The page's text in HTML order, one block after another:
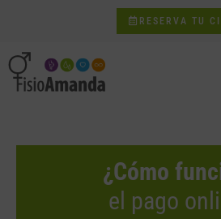
RESERVA TU
¿Cómo
el pago